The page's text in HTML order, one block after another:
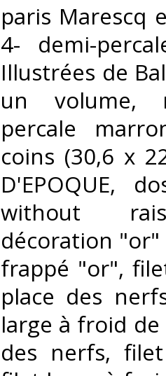
‎paris Marescq
4- demi-
Illustrées de
un volume,
percale
coins (30,6 x
D'EPOQUE,
without
décoration
frappé "or",
place des
large à froid
des nerfs,